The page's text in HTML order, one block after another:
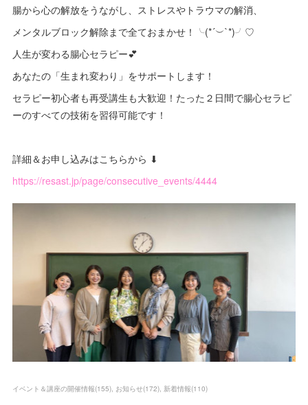
腸から心の解放をうながし、ストレスやトラウマの解消、
メンタルブロック解除まで全ておまかせ！╰(*´︶`*)╯♡
人生が変わる腸心セラピー💕
あなたの「生まれ変わり」をサポートします！
セラピー初心者も再受講生も大歓迎！たった２日間で腸心セラピ
ーのすべての技術を習得可能です！
詳細＆お申し込みはこちらから ⬇
https://resast.jp/page/consecutive_events/4444
イベント＆講座の開催情報(155) お知らせ(172) 新着情報(110)